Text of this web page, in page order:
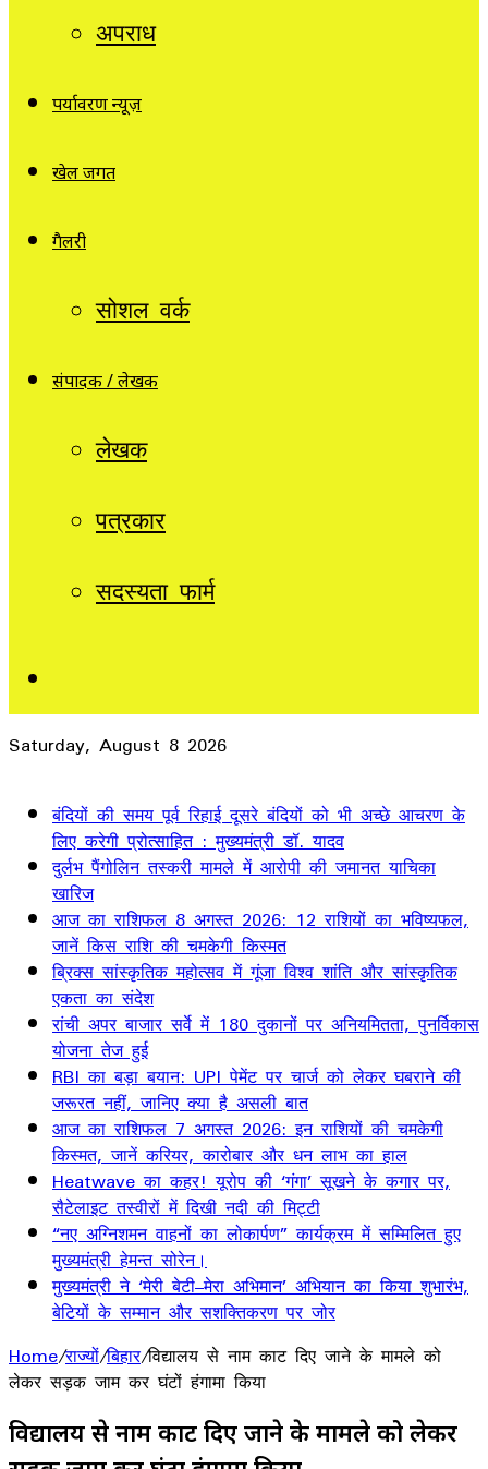
अपराध
पर्यावरण न्यूज़
खेल जगत
गैलरी
सोशल वर्क
संपादक / लेखक
लेखक
पत्रकार
सदस्यता फार्म
Saturday, August 8 2026
बंदियों की समय पूर्व रिहाई दूसरे बंदियों को भी अच्छे आचरण के
लिए करेगी प्रोत्साहित : मुख्यमंत्री डॉ. यादव
दुर्लभ पैंगोलिन तस्करी मामले में आरोपी की जमानत याचिका
खारिज
आज का राशिफल 8 अगस्त 2026: 12 राशियों का भविष्यफल,
जानें किस राशि की चमकेगी किस्मत
ब्रिक्स सांस्कृतिक महोत्सव में गूंजा विश्व शांति और सांस्कृतिक
एकता का संदेश
रांची अपर बाजार सर्वे में 180 दुकानों पर अनियमितता, पुनर्विकास
योजना तेज हुई
RBI का बड़ा बयान: UPI पेमेंट पर चार्ज को लेकर घबराने की
जरूरत नहीं, जानिए क्या है असली बात
आज का राशिफल 7 अगस्त 2026: इन राशियों की चमकेगी
किस्मत, जानें करियर, कारोबार और धन लाभ का हाल
Heatwave का कहर! यूरोप की ‘गंगा’ सूखने के कगार पर,
सैटेलाइट तस्वीरों में दिखी नदी की मिट्टी
“नए अग्निशमन वाहनों का लोकार्पण” कार्यक्रम में सम्मिलित हुए
मुख्यमंत्री हेमन्त सोरेन।
मुख्यमंत्री ने ‘मेरी बेटी–मेरा अभिमान’ अभियान का किया शुभारंभ,
बेटियों के सम्मान और सशक्तिकरण पर जोर
Home/राज्यों/बिहार/विद्यालय से नाम काट दिए जाने के मामले को
लेकर सड़क जाम कर घंटों हंगामा किया
विद्यालय से नाम काट दिए जाने के मामले को लेकर